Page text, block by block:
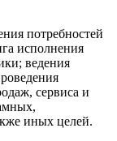
потребностей
исполнения
ведения
сервиса и
иных целей.